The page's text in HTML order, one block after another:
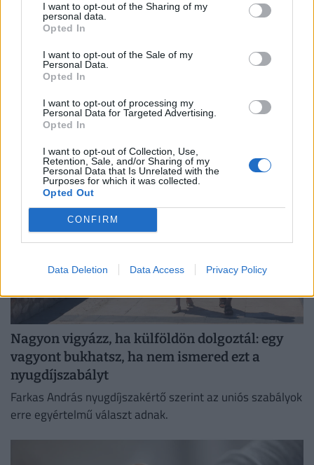
I want to opt-out of the Sharing of my
personal data.
Opted In
I want to opt-out of the Sale of my
Personal Data.
Opted In
I want to opt-out of processing my
Personal Data for Targeted Advertising.
Opted In
I want to opt-out of Collection, Use,
Retention, Sale, and/or Sharing of my
Personal Data that Is Unrelated with the
Purposes for which it was collected.
Opted Out
CONFIRM
Data Deletion Data Access Privacy Policy
Időzített bomba ketyeg a hazai
nyugdíjrendszerben: ezzel a krízissel nagyon
Míg Európa lakossága az elmúlt évtizedekben
összességében 7 százalékkal nőtt, a felszín alatt drámai
szakadék tátong a kontinens országai között.
Nagyon vigyázz, ha külföldön dolgoztál: egy
vagyont bukhatsz, ha nem ismered ezt a
nyugdíjszabályt
Farkas András nyugdíjszakértő szerint az uniós szabályok
erre egyértelmű választ adnak.